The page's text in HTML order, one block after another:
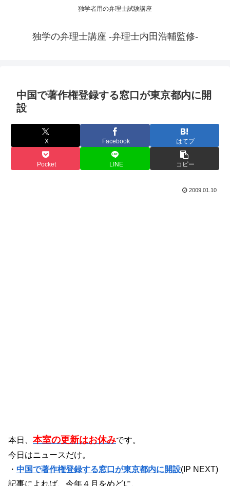
独学者用の弁理士試験講座
独学の弁理士講座 -弁理士内田浩輔監修-
中国で著作権登録する窓口が東京都内に開
設
X Facebook はてブ
Pocket LINE コピー
2009.01.10
本日、 本室の更新はお休みです。
今日はニュースだけ。
・ 中国で著作権登録する窓口が東京都内に開設(IP NEXT)
記事によれば、今年４月をめどに、